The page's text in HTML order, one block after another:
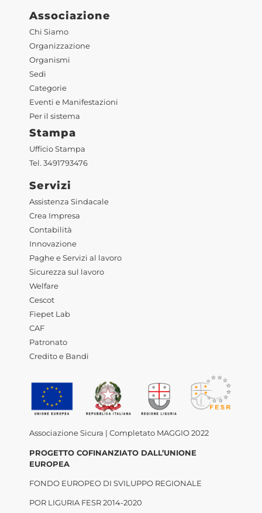
Associazione
Chi Siamo
Organizzazione
Organismi
Sedi
Categorie
Eventi e Manifestazioni
Per il sistema
Stampa
Ufficio Stampa
Tel. 3491793476
Servizi
Assistenza Sindacale
Crea Impresa
Contabilità
Innovazione
Paghe e Servizi al lavoro
Sicurezza sul lavoro
Welfare
Cescot
Fiepet Lab
CAF
Patronato
Credito e Bandi
Associazione Sicura | Completato MAGGIO 2022
PROGETTO COFINANZIATO DALL’UNIONE
EUROPEA
FONDO EUROPEO DI SVILUPPO REGIONALE
POR LIGURIA FESR 2014-2020